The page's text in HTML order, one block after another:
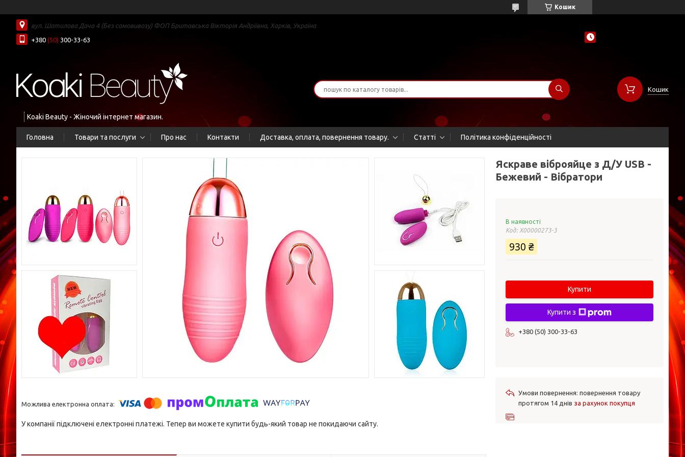
Кошик
вул. Шатилова Дача 4 (Без самовивозу) ФОП Бритавська Вікторія Андріївна, Харків, Україна
+380 (50) 300-33-63
Koaki Beauty - Жіночий інтернет магазин.
Кошик
Головна Товари та послуги Про нас Контакти Доставка, оплата, повернення товару. Статті Політика конфіденційності
У компанії підключені електронні платежі. Тепер ви можете купити будь-який товар не покидаючи сайту.
Яскраве віброяйце з Д/У USB -
Бежевий - Вібратори
В наявності
Код: X00000273-3
930 ₴
Купити
Купити з
+380 (50) 300-33-63
повернення товару
протягом 14 днів за рахунок покупця